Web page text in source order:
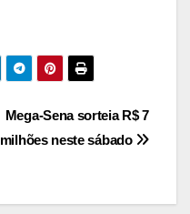
Mega-Sena sorteia R$ 7
milhões neste sábado